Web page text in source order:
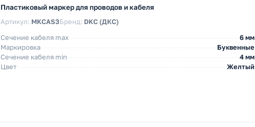
Пластиковый маркер для проводов и кабеля
Артикул: MKCAS3Бренд: DKC (ДКС)
Сечение кабеля max
6 мм
Маркировка
Буквенные
Сечение кабеля min
4 мм
Цвет
Желтый